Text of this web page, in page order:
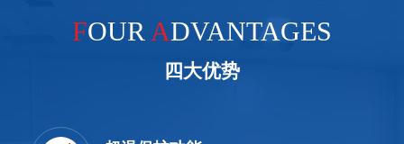
FOUR ADVANTAGES
四大优势